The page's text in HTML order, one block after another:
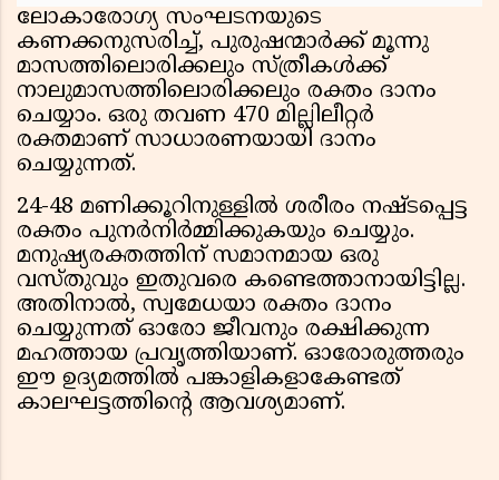
ലോകാരോഗ്യ സംഘടനയുടെ
കണക്കനുസരിച്ച്, പുരുഷന്മാർക്ക് മൂന്നു
മാസത്തിലൊരിക്കലും സ്ത്രീകൾക്ക്
നാലുമാസത്തിലൊരിക്കലും രക്തം ദാനം
ചെയ്യാം. ഒരു തവണ 470 മില്ലിലീറ്റർ
രക്തമാണ് സാധാരണയായി ദാനം
ചെയ്യുന്നത്.
24-48 മണിക്കൂറിനുള്ളിൽ ശരീരം നഷ്ടപ്പെട്ട
രക്തം പുനർനിർമ്മിക്കുകയും ചെയ്യും.
മനുഷ്യരക്തത്തിന് സമാനമായ ഒരു
വസ്തുവും ഇതുവരെ കണ്ടെത്താനായിട്ടില്ല.
അതിനാൽ, സ്വമേധയാ രക്തം ദാനം
ചെയ്യുന്നത് ഓരോ ജീവനും രക്ഷിക്കുന്ന
മഹത്തായ പ്രവൃത്തിയാണ്. ഓരോരുത്തരും
ഈ ഉദ്യമത്തിൽ പങ്കാളികളാകേണ്ടത്
കാലഘട്ടത്തിൻ്റെ ആവശ്യമാണ്.